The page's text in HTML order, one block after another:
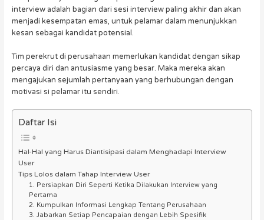
interview adalah bagian dari sesi interview paling akhir dan akan
menjadi kesempatan emas, untuk pelamar dalam menunjukkan
kesan sebagai kandidat potensial.
Tim perekrut di perusahaan memerlukan kandidat dengan sikap
percaya diri dan antusiasme yang besar. Maka mereka akan
mengajukan sejumlah pertanyaan yang berhubungan dengan
motivasi si pelamar itu sendiri.
Daftar Isi
Hal-Hal yang Harus Diantisipasi dalam Menghadapi Interview
User
Tips Lolos dalam Tahap Interview User
1. Persiapkan Diri Seperti Ketika Dilakukan Interview yang
Pertama
2. Kumpulkan Informasi Lengkap Tentang Perusahaan
3. Jabarkan Setiap Pencapaian dengan Lebih Spesifik